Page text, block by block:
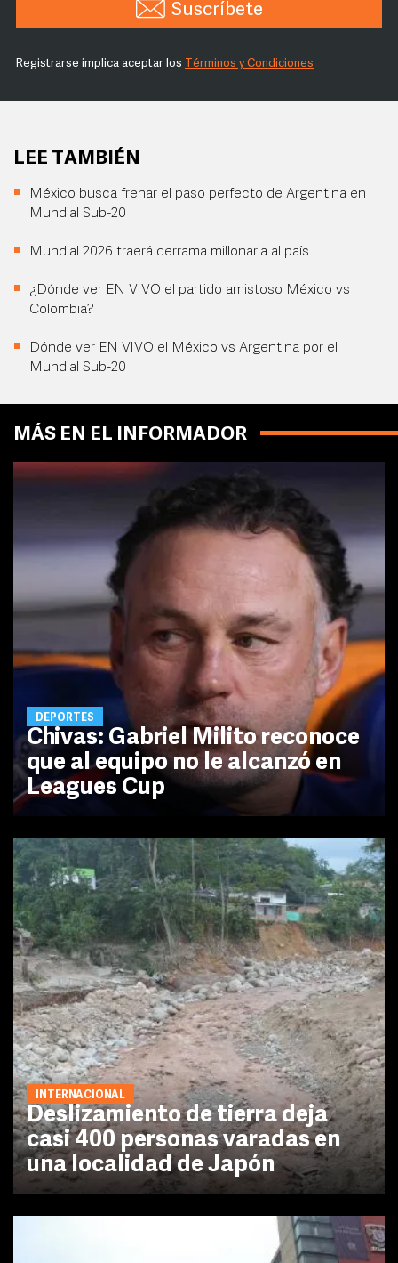
Suscríbete
Registrarse implica aceptar los Términos y Condiciones
LEE TAMBIÉN
México busca frenar el paso perfecto de Argentina en
Mundial Sub-20
Mundial 2026 traerá derrama millonaria al país
¿Dónde ver EN VIVO el partido amistoso México vs
Colombia?
Dónde ver EN VIVO el México vs Argentina por el
Mundial Sub-20
MÁS EN EL INFORMADOR
DEPORTES
Chivas: Gabriel Milito reconoce
que al equipo no le alcanzó en
Leagues Cup
INTERNACIONAL
Deslizamiento de tierra deja
casi 400 personas varadas en
una localidad de Japón